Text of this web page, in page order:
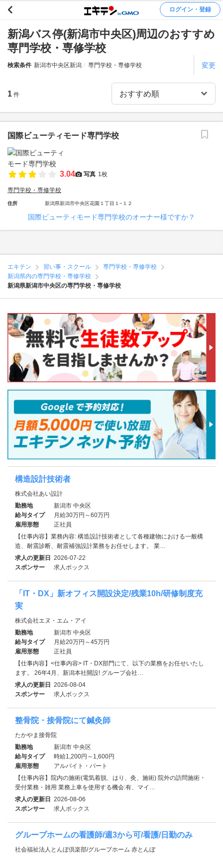
ログイン・登録
新潟バス停(新潟市中央区)周辺のおすすめ
専門学校・専修学校
検索条件 新潟市中央区新潟 専門学校・専修学校 変更
1 件
国際ビューティモード専門学校
3.04 写真 1枚
専門学校・専修学校
住所 新潟県新潟市中央区花園１丁目１−１２
国際ビューティモード専門学校のオーナー様ですか？
エキテン 習い事・スクール
専門学校・専修学校
新潟県内の専門学校・専修学校
新潟県新潟市中央区の専門学校・専修学校
構造設計技術者
株式会社あい設計
勤務地
新潟市 中央区
給与タイプ
月給30万円～60万円
雇用形態
正社員
【仕事内容】業務内容: 構造設計技術者として各種建物における一般構
造、耐震診断、耐震補強設計業務をお任せします。 業…
求人の更新日 2026-07-22
スポンサー
求人ボックス
「IT・DX」新オフィス開設決定/残業10h/研修制度充
実
株式会社エヌ・エム・アイ
勤務地
新潟市 中央区
給与タイプ
月給20万円～45万円
雇用形態
正社員
【仕事内容】<仕事内容> IT・DX部門にて、以下の業務をお任せいたし
ます。 26年4月、新潟本社開設! グループ会社…
求人の更新日 2026-08-04
スポンサー
求人ボックス
整骨院・接骨院にて鍼灸師
たかやま接骨院
勤務地
新潟市 中央区
給与タイプ
時給1,200円～1,600円
雇用形態
アルバイト・パート
【仕事内容】院内の施術(電気着脱、はり、灸、施術) 院外の訪問施術・
受付業務・雑用 業務上車を使用する機会:有、マイ…
求人の更新日 2026-08-06
スポンサー
求人ボックス
グループホームの看護師/週3から可/看護/日勤のみ
社会福祉法人とんぼ倶楽部/グループホーム 赤とんぼ